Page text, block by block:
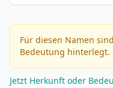
Für diesen Namen
Bedeutung hinterlegt.
Jetzt Herkunft oder